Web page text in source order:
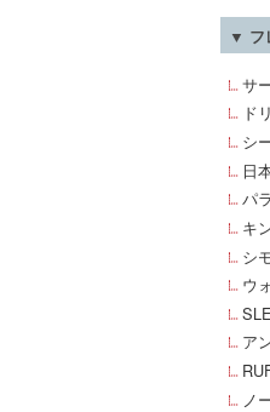
▼ フ
サ
ド
シ
日
パ
キ
シ
ウ
ア
ノ